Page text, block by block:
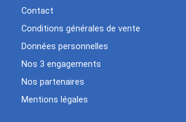
Contact
Conditions générales de vente
Données personnelles
Nos 3 engagements
Nos partenaires
Mentions légales